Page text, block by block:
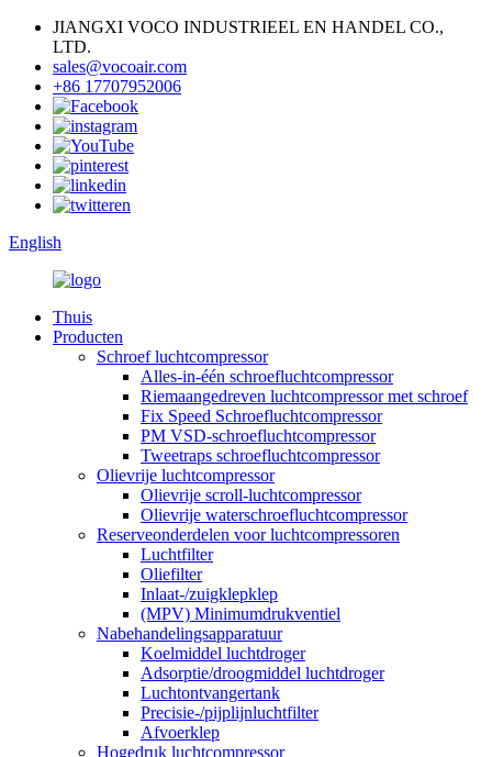
JIANGXI VOCO INDUSTRIEEL EN HANDEL CO.,
LTD.
sales@vocoair.com
+86 17707952006
English
Thuis
Producten
Schroef luchtcompressor
Alles-in-één schroefluchtcompressor
Riemaangedreven luchtcompressor met schroef
Fix Speed ​​Schroefluchtcompressor
PM VSD-schroefluchtcompressor
Tweetraps schroefluchtcompressor
Olievrije luchtcompressor
Olievrije scroll-luchtcompressor
Olievrije waterschroefluchtcompressor
Reserveonderdelen voor luchtcompressoren
Luchtfilter
Oliefilter
Inlaat-/zuigklepklep
(MPV) Minimumdrukventiel
Nabehandelingsapparatuur
Koelmiddel luchtdroger
Adsorptie/droogmiddel luchtdroger
Luchtontvangertank
Precisie-/pijplijnluchtfilter
Afvoerklep
Hogedruk luchtcompressor